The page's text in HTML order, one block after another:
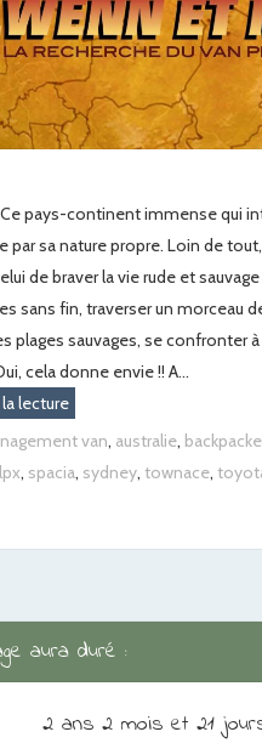
Ce pays-continent immense qui
par sa nature propre. Loin de
de braver la vie rude et sauvage
sans fin, traverser un morceau
plages sauvages, se confronter
cela donne envie !! A...
lecture
van, australie,
, spacia, sydney, townace,
aura duré :
2 ans 2 mois et 21